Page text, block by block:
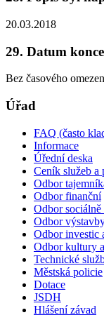
20.03.2018
29. Datum
Bez časového
Úřad
FAQ (často
Informace
Úřední deska
Ceník služeb a
Odbor
Odbor finanční
Odbor sociálně
Odbor
Odbor investic
Odbor kultury
Technické
Městská policie
Dotace
JSDH
Hlášení závad